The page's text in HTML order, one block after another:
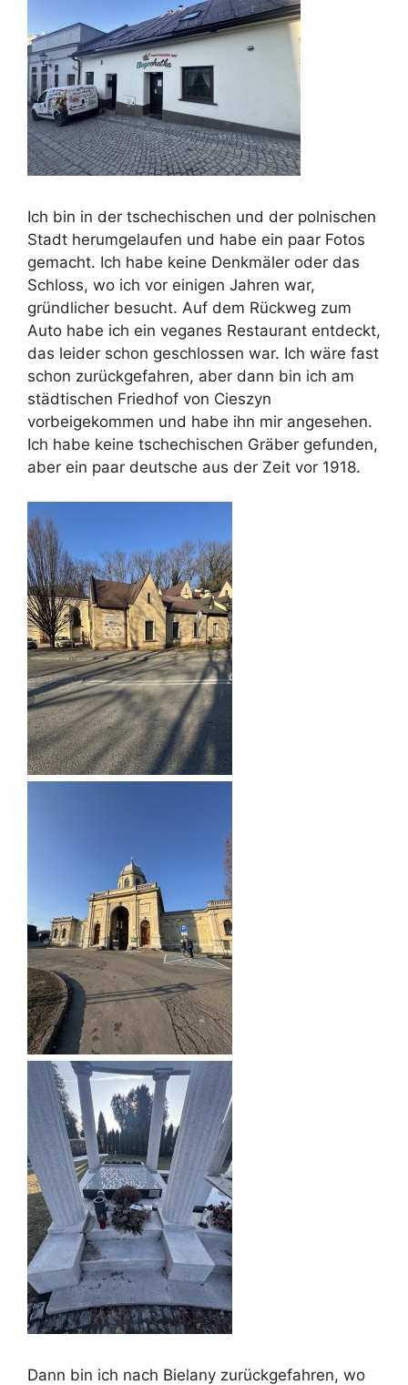
Ich bin in der tschechischen und der polnischen
Stadt herumgelaufen und habe ein paar Fotos
gemacht. Ich habe keine Denkmäler oder das
Schloss, wo ich vor einigen Jahren war,
gründlicher besucht. Auf dem Rückweg zum
Auto habe ich ein veganes Restaurant entdeckt,
das leider schon geschlossen war. Ich wäre fast
schon zurückgefahren, aber dann bin ich am
städtischen Friedhof von Cieszyn
vorbeigekommen und habe ihn mir angesehen.
Ich habe keine tschechischen Gräber gefunden,
aber ein paar deutsche aus der Zeit vor 1918.
Dann bin ich nach Bielany zurückgefahren, wo